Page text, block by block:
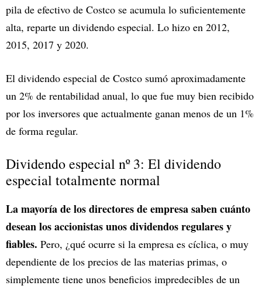
pila de efectivo de Costco se acumula lo suficientemente
alta, reparte un dividendo especial. Lo hizo en 2012,
2015, 2017 y 2020.
El dividendo especial de Costco sumó aproximadamente
un 2% de rentabilidad anual, lo que fue muy bien recibido
por los inversores que actualmente ganan menos de un 1%
de forma regular.
Dividendo especial nº 3: El dividendo
especial totalmente normal
La mayoría de los directores de empresa saben cuánto
desean los accionistas unos dividendos regulares y
fiables. Pero, ¿qué ocurre si la empresa es cíclica, o muy
dependiente de los precios de las materias primas, o
simplemente tiene unos beneficios impredecibles de un